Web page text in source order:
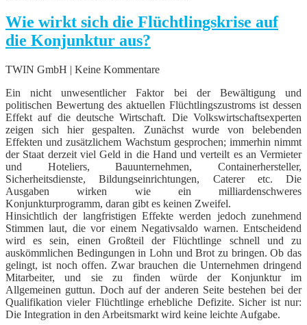
Wie wirkt sich die Flüchtlingskrise auf
die Konjunktur aus?
TWIN GmbH | Keine Kommentare
Ein nicht unwesentlicher Faktor bei der Bewältigung und
politischen Bewertung des aktuellen Flüchtlingszustroms ist dessen
Effekt auf die deutsche Wirtschaft. Die Volkswirtschaftsexperten
zeigen sich hier gespalten. Zunächst wurde von belebenden
Effekten und zusätzlichem Wachstum gesprochen; immerhin nimmt
der Staat derzeit viel Geld in die Hand und verteilt es an Vermieter
und Hoteliers, Bauunternehmen, Containerhersteller,
Sicherheitsdienste, Bildungseinrichtungen, Caterer etc. Die
Ausgaben wirken wie ein milliardenschweres
Konjunkturprogramm, daran gibt es keinen Zweifel.
Hinsichtlich der langfristigen Effekte werden jedoch zunehmend
Stimmen laut, die vor einem Negativsaldo warnen. Entscheidend
wird es sein, einen Großteil der Flüchtlinge schnell und zu
auskömmlichen Bedingungen in Lohn und Brot zu bringen. Ob das
gelingt, ist noch offen. Zwar brauchen die Unternehmen dringend
Mitarbeiter, und sie zu finden würde der Konjunktur im
Allgemeinen guttun. Doch auf der anderen Seite bestehen bei der
Qualifikation vieler Flüchtlinge erhebliche Defizite. Sicher ist nur:
Die Integration in den Arbeitsmarkt wird keine leichte Aufgabe.